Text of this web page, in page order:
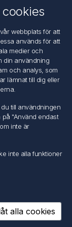
reserverade.
webbplats för att
används för att
medier och
din användning
och analys, som
lämnat till dig eller
till användningen
på "Använd endast
inte är
inte alla funktioner
alla cookies